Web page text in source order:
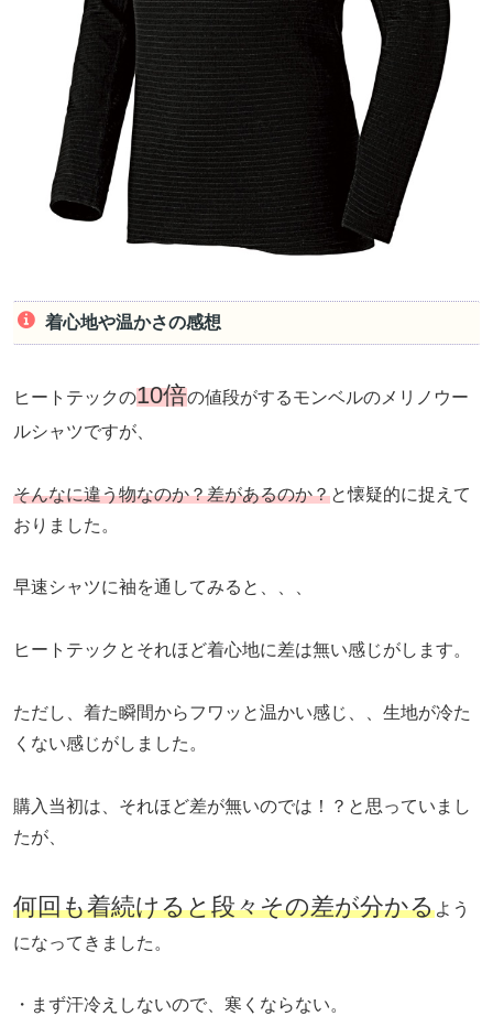
着心地や温かさの感想
ヒートテックの10倍の値段がするモンベルのメリノウー
ルシャツですが、
そんなに違う物なのか？差があるのか？と懐疑的に捉えて
おりました。
早速シャツに袖を通してみると、、、
ヒートテックとそれほど着心地に差は無い感じがします。
ただし、着た瞬間からフワッと温かい感じ、、生地が冷た
くない感じがしました。
購入当初は、それほど差が無いのでは！？と思っていまし
たが、
何回も着続けると段々その差が分かるよう
になってきました。
・まず汗冷えしないので、寒くならない。